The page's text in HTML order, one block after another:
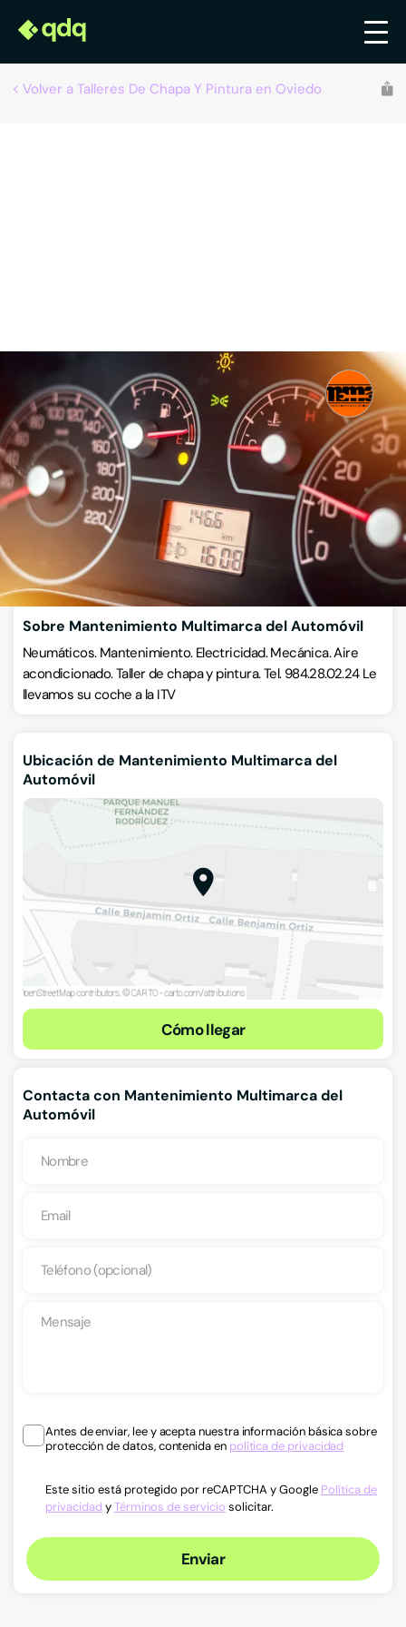
Volver a Talleres De Chapa Y Pintura en Oviedo
Recomendado por qdq
Mantenimiento Multimarca del Automóvil
Talleres de chapa y pintura
Calle Benjamín Ortiz 16, 33011, Oviedo, Oviedo, Asturias
VISITAR WEB CÓMO LLEGAR ESCRÍBENOS
Llamar ahora
Sobre Mantenimiento Multimarca del Automóvil
Neumáticos. Mantenimiento. Electricidad. Mecánica. Aire
acondicionado. Taller de chapa y pintura. Tel. 984.28.02.24 Le
llevamos su coche a la ITV
Ubicación de Mantenimiento Multimarca del
Automóvil
Cómo llegar
Contacta con Mantenimiento Multimarca del
Automóvil
Antes de enviar, lee y acepta nuestra información básica sobre
protección de datos, contenida en política de privacidad
Este sitio está protegido por reCAPTCHA y Google Política de
privacidad yTérminos de servicio solicitar.
Enviar